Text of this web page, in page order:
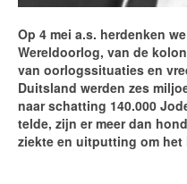
Op 4 mei a.s. herdenken
Wereldoorlog, van de
van oorlogssituaties en
Duitsland werden zes
naar schatting 140.000
telde, zijn er meer dan
ziekte en uitputting om het